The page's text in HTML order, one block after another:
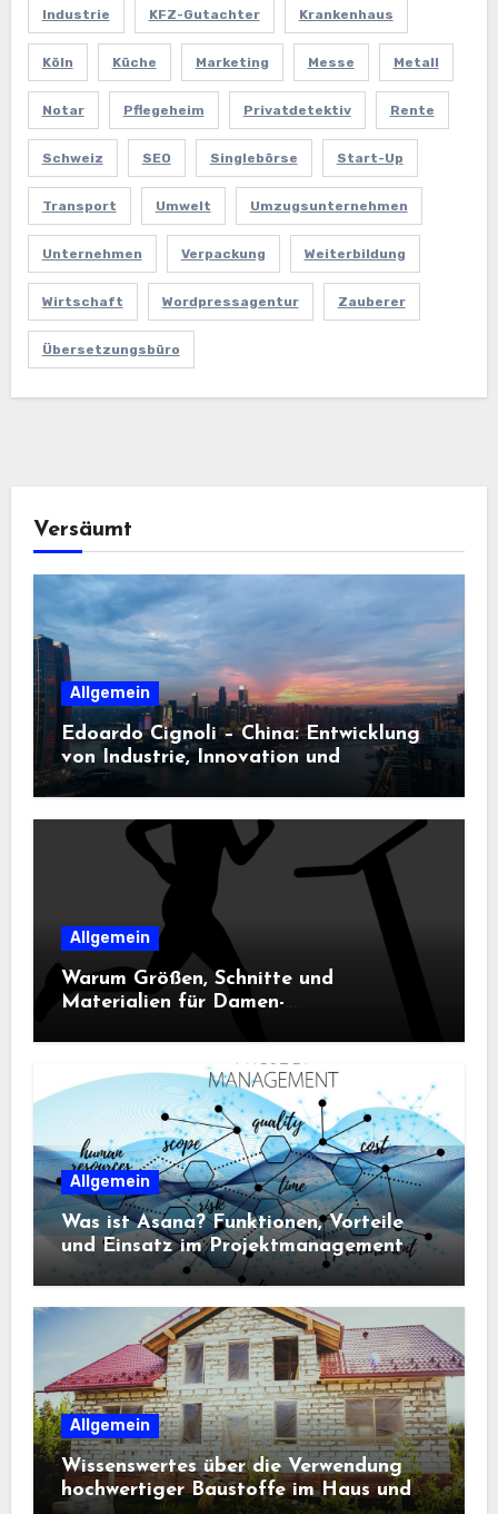
Industrie KFZ-Gutachter Krankenhaus
Köln Küche Marketing Messe Metall
Notar Pflegeheim Privatdetektiv Rente
Schweiz SEO Singlebörse Start-Up
Transport Umwelt Umzugsunternehmen
Unternehmen Verpackung Weiterbildung
Wirtschaft Wordpressagentur Zauberer
Übersetzungsbüro
Versäumt
Allgemein
Edoardo Cignoli – China: Entwicklung
von Industrie, Innovation und
Technologie
Allgemein
Warum Größen, Schnitte und
Materialien für Damen-
Allgemein
Was ist Asana? Funktionen, Vorteile
und Einsatz im Projektmanagement
Allgemein
Wissenswertes über die Verwendung
hochwertiger Baustoffe im Haus und